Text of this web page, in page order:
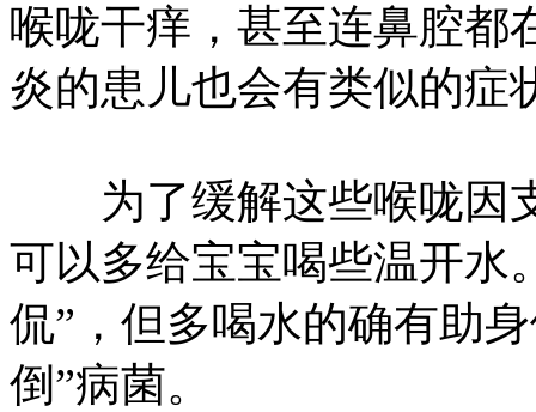
喉咙干痒，甚至连鼻腔都
炎的患儿也会有类似的症
为了缓解这些喉咙因
可以多给宝宝喝些温开水
侃”，但多喝水的确有助
倒”病菌。